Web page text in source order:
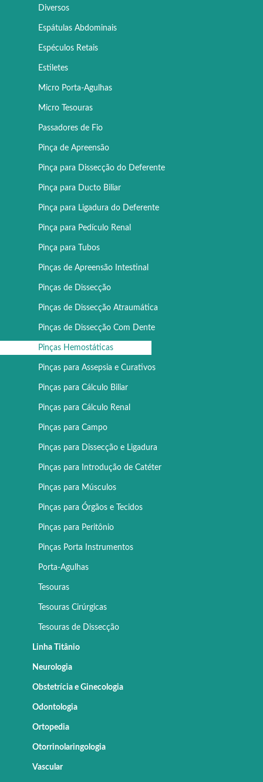
Diversos
Espátulas Abdominais
Espéculos Retais
Estiletes
Micro Porta-Agulhas
Micro Tesouras
Passadores de Fio
Pinça de Apreensão
Pinça para Dissecção do Deferente
Pinça para Ducto Biliar
Pinça para Ligadura do Deferente
Pinça para Pedículo Renal
Pinça para Tubos
Pinças de Apreensão Intestinal
Pinças de Dissecção
Pinças de Dissecção Atraumática
Pinças de Dissecção Com Dente
Pinças Hemostáticas
Pinças para Assepsia e Curativos
Pinças para Cálculo Biliar
Pinças para Cálculo Renal
Pinças para Campo
Pinças para Dissecção e Ligadura
Pinças para Introdução de Catéter
Pinças para Músculos
Pinças para Órgãos e Tecidos
Pinças para Peritônio
Pinças Porta Instrumentos
Porta-Agulhas
Tesouras
Tesouras Cirúrgicas
Tesouras de Dissecção
Linha Titânio
Neurologia
Obstetrícia e Ginecologia
Odontologia
Ortopedia
Otorrinolaringologia
Vascular